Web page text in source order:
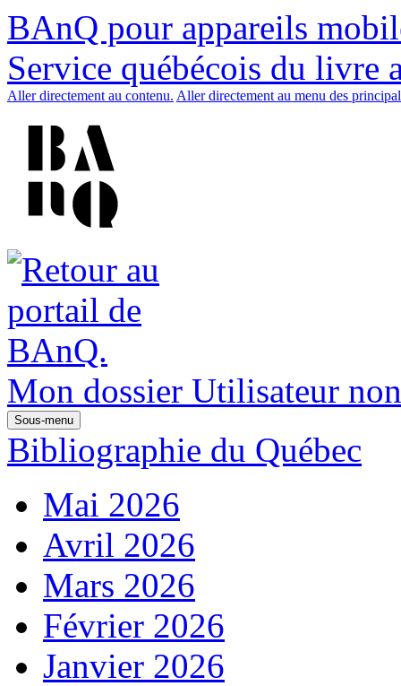
BAnQ pour appareils
Service québécois du livre
Aller directement au contenu. Aller directement au menu des
Mon dossier Utilisateur
Sous-menu
Bibliographie du Québec
Mai 2026
Avril 2026
Mars 2026
Février 2026
Janvier 2026